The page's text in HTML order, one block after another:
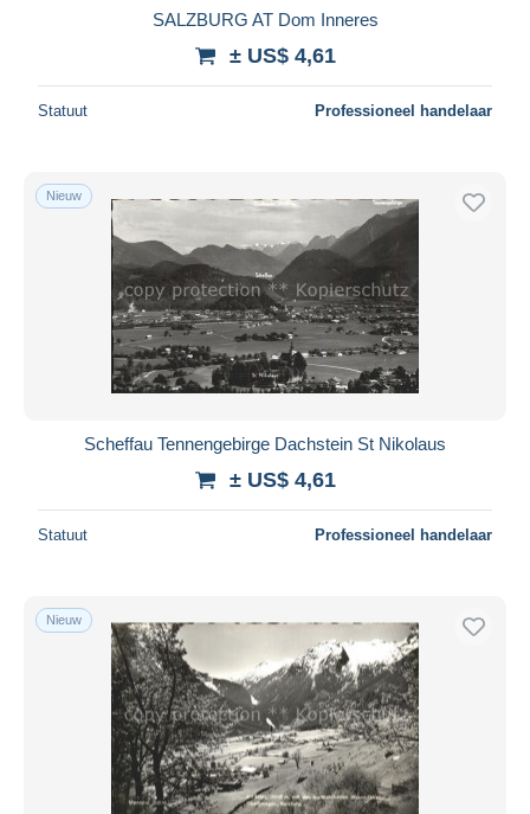
SALZBURG AT Dom Inneres
± US$ 4,61
Statuut Professioneel handelaar
Nieuw
Scheffau Tennengebirge Dachstein St Nikolaus
± US$ 4,61
Statuut Professioneel handelaar
Nieuw